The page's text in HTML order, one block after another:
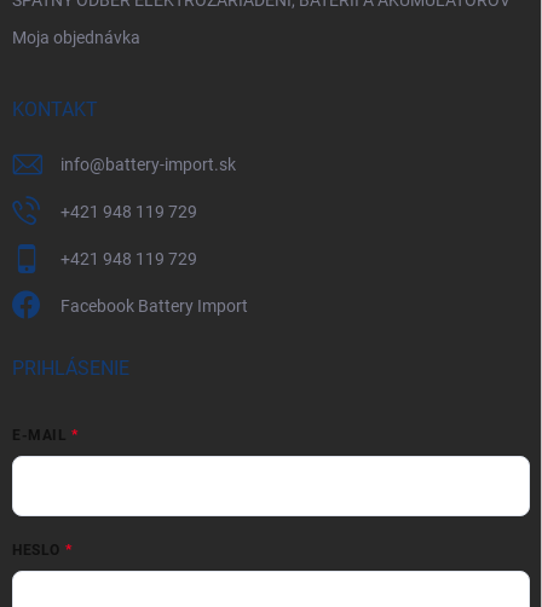
Moja objednávka
KONTAKT
info@battery-import.sk
+421 948 119 729
+421 948 119 729
Facebook Battery Import
PRIHLÁSENIE
E-MAIL
HESLO